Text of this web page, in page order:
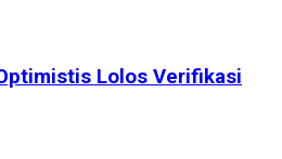
Lolos Verifikasi